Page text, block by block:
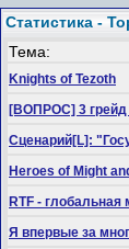
Статистика -
Тема:
Knights of Tezoth
[ВОПРОС] 3 грейд
Сценарий[L]:
Heroes of Might
RTF -
Я впервые за